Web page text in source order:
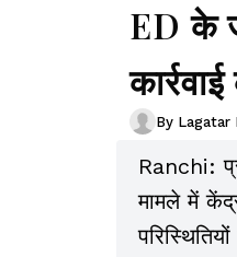
ED के
By Lagatar
Ranchi:
मामले में